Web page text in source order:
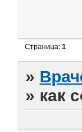
Страница:1
»
» как